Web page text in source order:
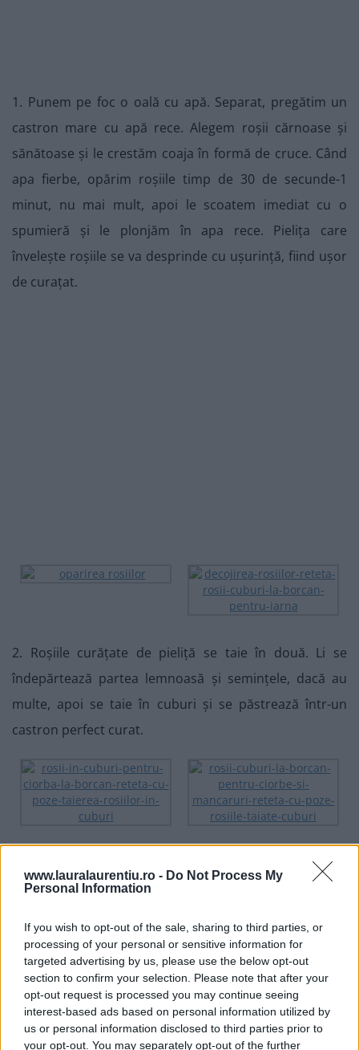
www.lauralaurentiu.ro - Do Not Process My
Personal Information
If you wish to opt-out of the sale, sharing to third parties, or
processing of your personal or sensitive information for
targeted advertising by us, please use the below opt-out
section to confirm your selection. Please note that after your
opt-out request is processed you may continue seeing
interest-based ads based on personal information utilized by
us or personal information disclosed to third parties prior to
your opt-out. You may separately opt-out of the further
1. Punem pe foc o oală cu apă. Separat, pregătim un
castron mare cu apă rece. Alegem roșii cărnoase și
sănătoase și le crestăm coaja în formă de cruce. Când
apa fierbe, opărim roșiile timp de 30 de secunde-1
minut, nu mai mult, apoi le scoatem imediat cu o
spumieră și le plonjăm în apa rece. Pielița care
învelește roșiile se va desprinde cu ușurință, fiind ușor
de curațat.
2. Roșiile curățate de pieliță se taie în două. Li se
îndepărtează partea lemnoasă și semințele, dacă au
multe, apoi se taie în cuburi și se păstrează într-un
castron perfect curat.